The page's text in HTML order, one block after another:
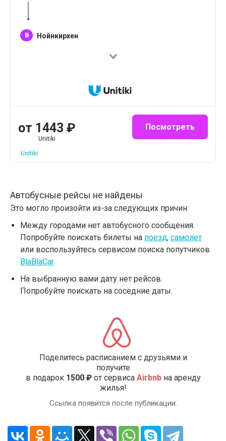
B Нойнкирхен
от 1443 ₽
Unitiki
Посмотреть
Unitiki
Автобусные рейсы не найдены
Это могло произойти из-за следующих причин:
Между городами нет автобусного сообщения.
Попробуйте поискать билеты на поезд, самолет
или воспользуйтесь сервисом поиска попутчиков
BlaBlaCar
На выбранную вами дату нет рейсов.
Попробуйте поискать на соседние даты.
Поделитесь расписанием с друзьями и
получите
в подарок 1500 ₽от сервиса Airbnbна аренду
жилья!
Ссылка появится после публикации.